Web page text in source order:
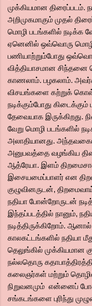
முக்கியமான திரைப்படம்.
அறிமுகமாகும் முதல்
மொழி படங்களில் நடிக்க
ஏனெனில் ஒவ்வொரு மொழி
பணியாற்றும்போது
வித்தியாசமான
காணலாம். பழகலாம்.
விசயங்களை கற்றுக்
நடிக்கும்போது கிடைக்கும்
தேவையாக இருக்கிறது.
வேறு மொழி படங்களில்
அலாதியானது.
அனுபவத்தை வழங்கிய
ஆத்ரேயா. இளம்
இசையமைப்பாளர் என
குழுவினருடன்,
நதியா போன்றோருடன்
இந்தப்படத்தில் நானும்,
நடித்திருக்கிறோம்.
காலகட்டங்களில் நதியா
தெலுங்கில் முக்கியமான
நல்லதொரு
கலைஞர்கள் மற்றும்
நிறுவனமும் என்னைப்
சங்கடங்களை புரிந்து